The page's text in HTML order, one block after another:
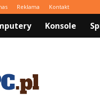
Reklama Kontakt
Konsole